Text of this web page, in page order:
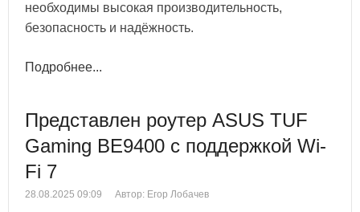
необходимы высокая производительность,
безопасность и надёжность.
Подробнее...
Представлен роутер ASUS TUF
Gaming BE9400 с поддержкой Wi-
Fi 7
28.08.2025 09:09 Автор: Егор Лобачев